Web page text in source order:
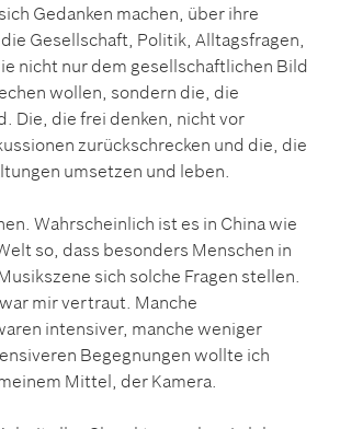
Gedanken machen, über ihre
Gesellschaft, Politik, Alltagsfragen,
nicht nur dem gesellschaftlichen Bild
wollen, sondern die, die
Die, die frei denken, nicht vor
zurückschrecken und die, die
umsetzen und leben.
Wahrscheinlich ist es in China wie
so, dass besonders Menschen in
sich solche Fragen stellen.
mir vertraut. Manche
intensiver, manche weniger
Begegnungen wollte ich
Mittel, der Kamera.